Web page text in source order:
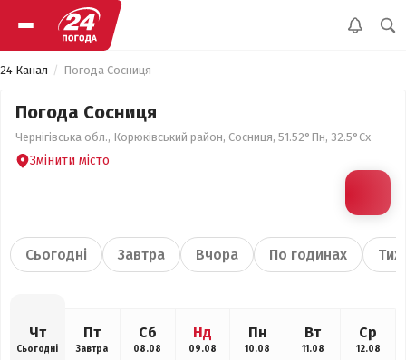
24 Канал Погода Сосниця
Погода Сосниця
Чернігівська обл., Корюківський район, Сосниця, 51.52°Пн, 32.5°Сх
Змінити місто
Сьогодні Завтра Вчора По годинах
Чт
Сьогодні
Пт
Завтра
Сб
08.08
Нд
09.08
Пн
10.08
Вт
11.08
Ср
12.08